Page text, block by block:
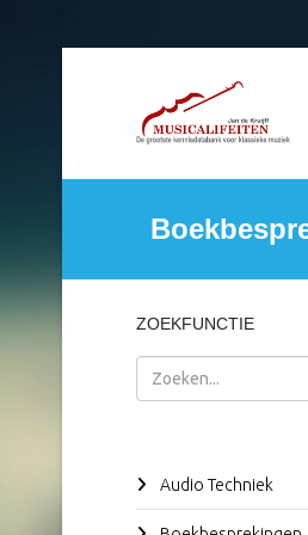
ZOEKFUNCTIE
Zoeken
Audio Techniek